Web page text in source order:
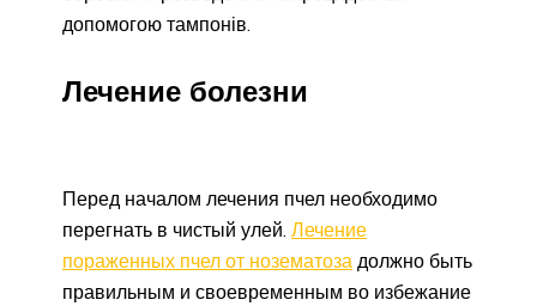
допомогою тампонів.
Лечение болезни
Перед началом лечения пчел необходимо
перегнать в чистый улей. Лечение
пораженных пчел от нозематоза должно быть
правильным и своевременным во избежание